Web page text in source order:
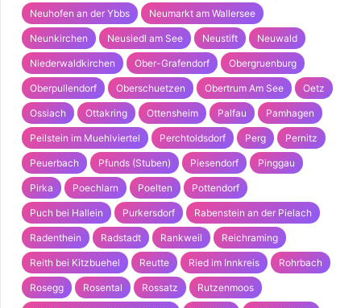
Neuhofen an der Ybbs Neumarkt am Wallersee
Neunkirchen Neusiedl am See Neustift Neuwald
Niederwaldkirchen Ober-Grafendorf Obergruenburg
Oberpullendorf Oberschuetzen Obertrum Am See Oetz
Ossiach Ottakring Ottensheim Palfau Pamhagen
Peilstein im Muehlviertel Perchtoldsdorf Perg Pernitz
Peuerbach Pfunds (Stuben) Piesendorf Pinggau
Pirka Poechlarn Poelten Pottendorf
Puch bei Hallein Purkersdorf Rabenstein an der Pielach
Radenthein Radstadt Rankweil Reichraming
Reith bei Kitzbuehel Reutte Ried im Innkreis Rohrbach
Rosegg Rosental Rossatz Rutzenmoos